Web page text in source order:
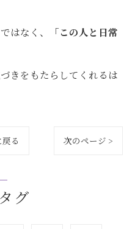
はなく、
「この人と日常
きをもたらしてくれるは
る 次のページ >
グ